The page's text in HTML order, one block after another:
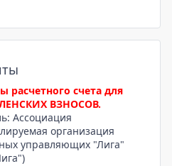
расчетного счета для
ВЗНОСОВ.
Ассоциация
организация
управляющих "Лига"